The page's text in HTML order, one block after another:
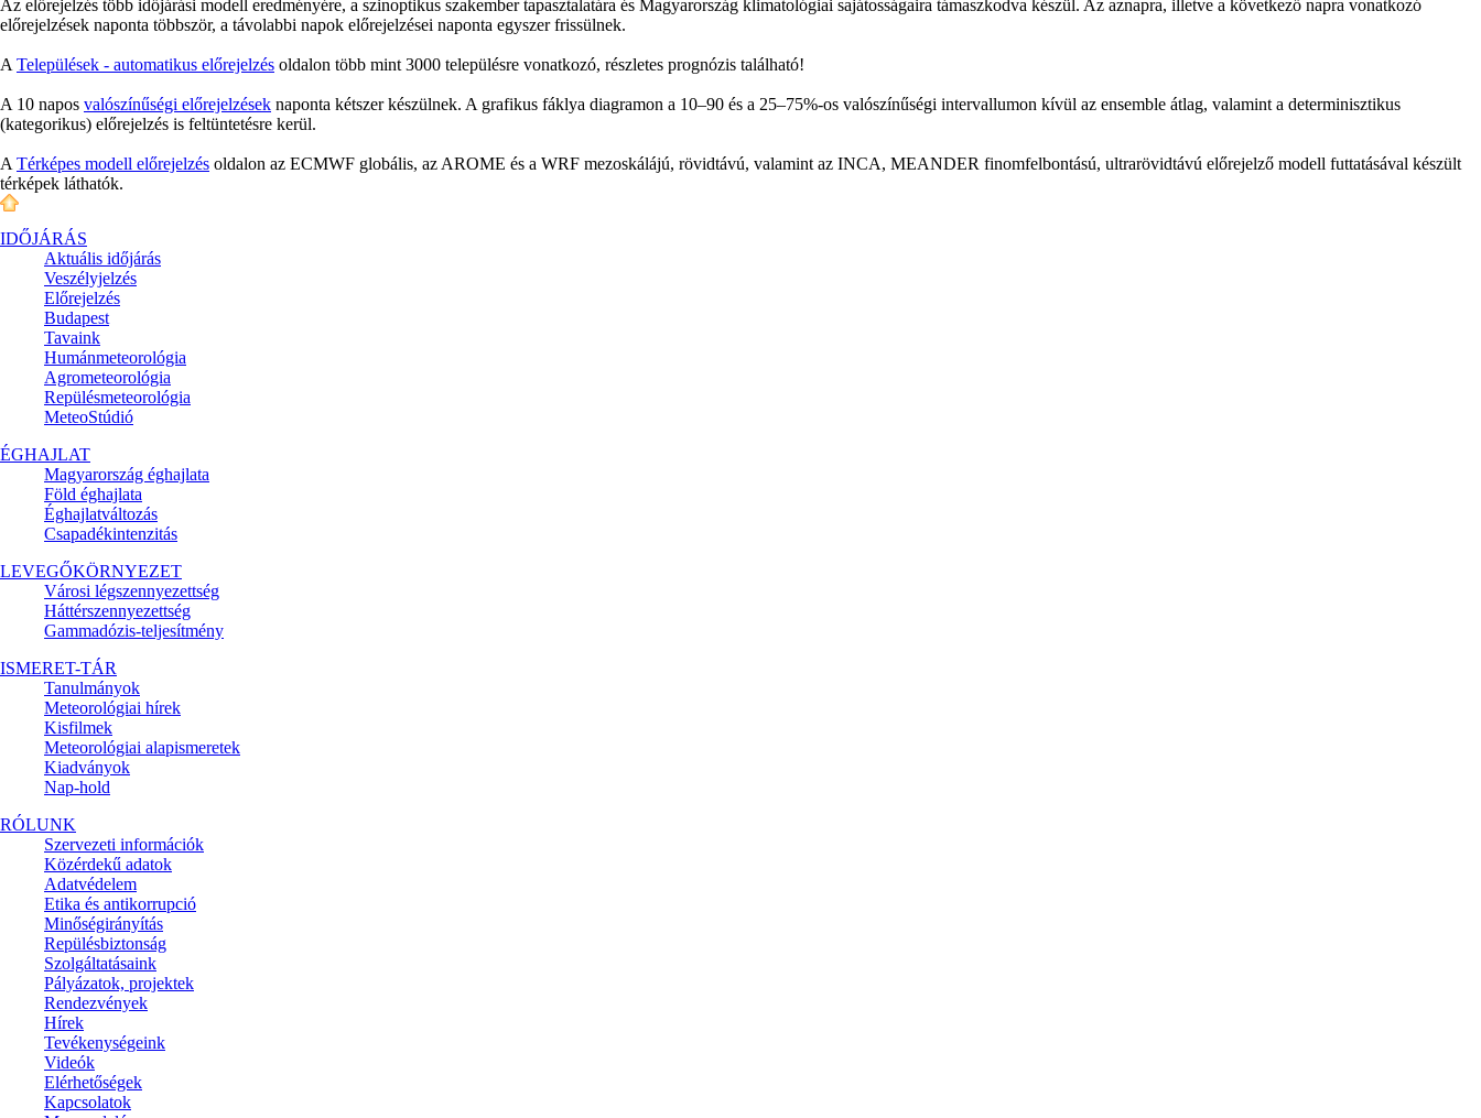
Az előrejelzés több időjárási modell eredményére, a szinoptikus szakember tapasztalatára és Magyarország klimatológiai sajátosságaira támaszkodva készül. Az aznapra, illetve a következő napra vonatkozó
előrejelzések naponta többször, a távolabbi napok előrejelzései naponta egyszer frissülnek.
A Települések - automatikus előrejelzés oldalon több mint 3000 településre vonatkozó, részletes prognózis található!
A 10 napos valószínűségi előrejelzések naponta kétszer készülnek. A grafikus fáklya diagramon a 10–90 és a 25–75%-os valószínűségi intervallumon kívül az ensemble átlag, valamint a determinisztikus
(kategorikus) előrejelzés is feltüntetésre kerül.
A Térképes modell előrejelzés oldalon az ECMWF globális, az AROME és a WRF mezoskálájú, rövidtávú, valamint az INCA, MEANDER finomfelbontású, ultrarövidtávú előrejelző modell futtatásával készült
térképek láthatók.
IDŐJÁRÁS
Aktuális időjárás
Veszélyjelzés
Előrejelzés
Budapest
Tavaink
Humánmeteorológia
Agrometeorológia
Repülésmeteorológia
MeteoStúdió
ÉGHAJLAT
Magyarország éghajlata
Föld éghajlata
Éghajlatváltozás
Csapadékintenzitás
LEVEGŐKÖRNYEZET
Városi légszennyezettség
Háttérszennyezettség
Gammadózis-teljesítmény
ISMERET-TÁR
Tanulmányok
Meteorológiai hírek
Kisfilmek
Meteorológiai alapismeretek
Kiadványok
Nap-hold
RÓLUNK
Szervezeti információk
Közérdekű adatok
Adatvédelem
Etika és antikorrupció
Minőségirányítás
Repülésbiztonság
Szolgáltatásaink
Pályázatok, projektek
Rendezvények
Hírek
Tevékenységeink
Videók
Elérhetőségek
Kapcsolatok